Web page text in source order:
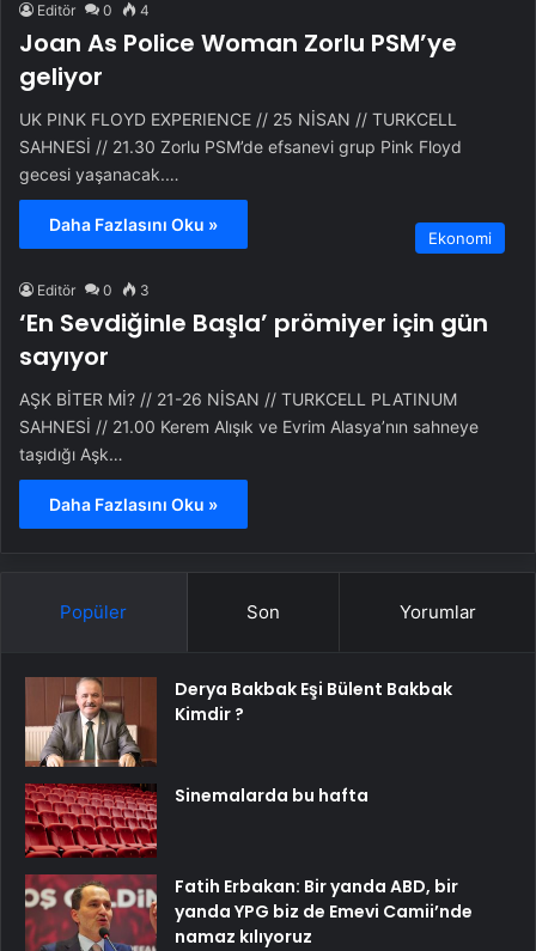
Editör 0 4
Joan As Police Woman Zorlu PSM’ye
geliyor
UK PINK FLOYD EXPERIENCE // 25 NİSAN // TURKCELL
SAHNESİ // 21.30 Zorlu PSM’de efsanevi grup Pink Floyd
gecesi yaşanacak.…
Daha Fazlasını Oku »
Ekonomi
Editör 0 3
‘En Sevdiğinle Başla’ prömiyer için gün
sayıyor
AŞK BİTER Mİ? // 21-26 NİSAN // TURKCELL PLATINUM
SAHNESİ // 21.00 Kerem Alışık ve Evrim Alasya’nın sahneye
taşıdığı Aşk…
Daha Fazlasını Oku »
Popüler Son Yorumlar
Derya Bakbak Eşi Bülent Bakbak
Kimdir ?
Sinemalarda bu hafta
Fatih Erbakan: Bir yanda ABD, bir
yanda YPG biz de Emevi Camii’nde
namaz kılıyoruz